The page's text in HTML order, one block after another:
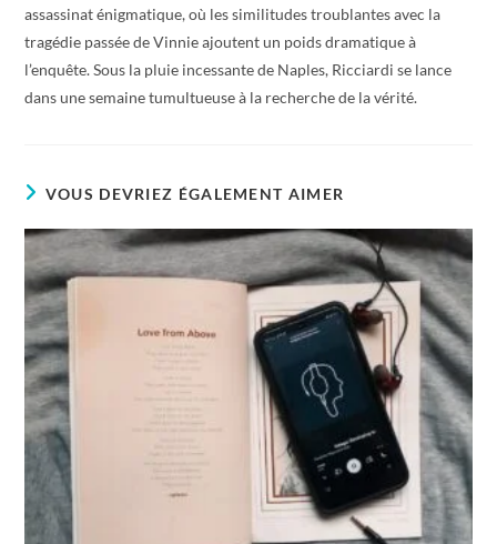
assassinat énigmatique, où les similitudes troublantes avec la
tragédie passée de Vinnie ajoutent un poids dramatique à
l’enquête. Sous la pluie incessante de Naples, Ricciardi se lance
dans une semaine tumultueuse à la recherche de la vérité.
VOUS DEVRIEZ ÉGALEMENT AIMER